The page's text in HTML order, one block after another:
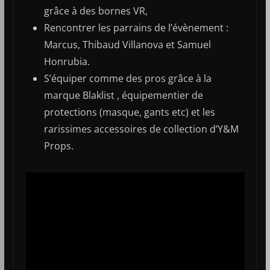
grâce à des bornes VR,
Rencontrer les parrains de l’évènement :
Marcus, Thibaud Villanova et Samuel
Honrubia.
S’équiper comme des pros grâce à la
marque Blaklist , équipementier de
protections (masque, gants etc) et les
rarissimes accessoires de collection d’Y&M
Props.